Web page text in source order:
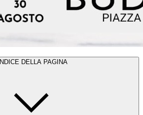
INDICE DELLA PAGINA